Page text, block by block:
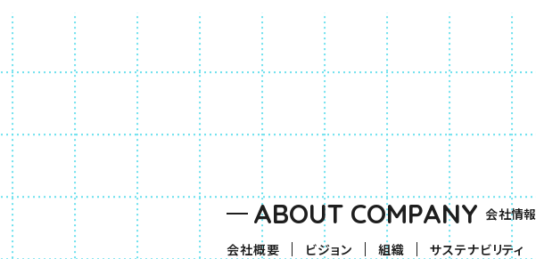
ABOUT COMPANY 会社情報
会社概要
ビジョン 組織 サステナビリティ